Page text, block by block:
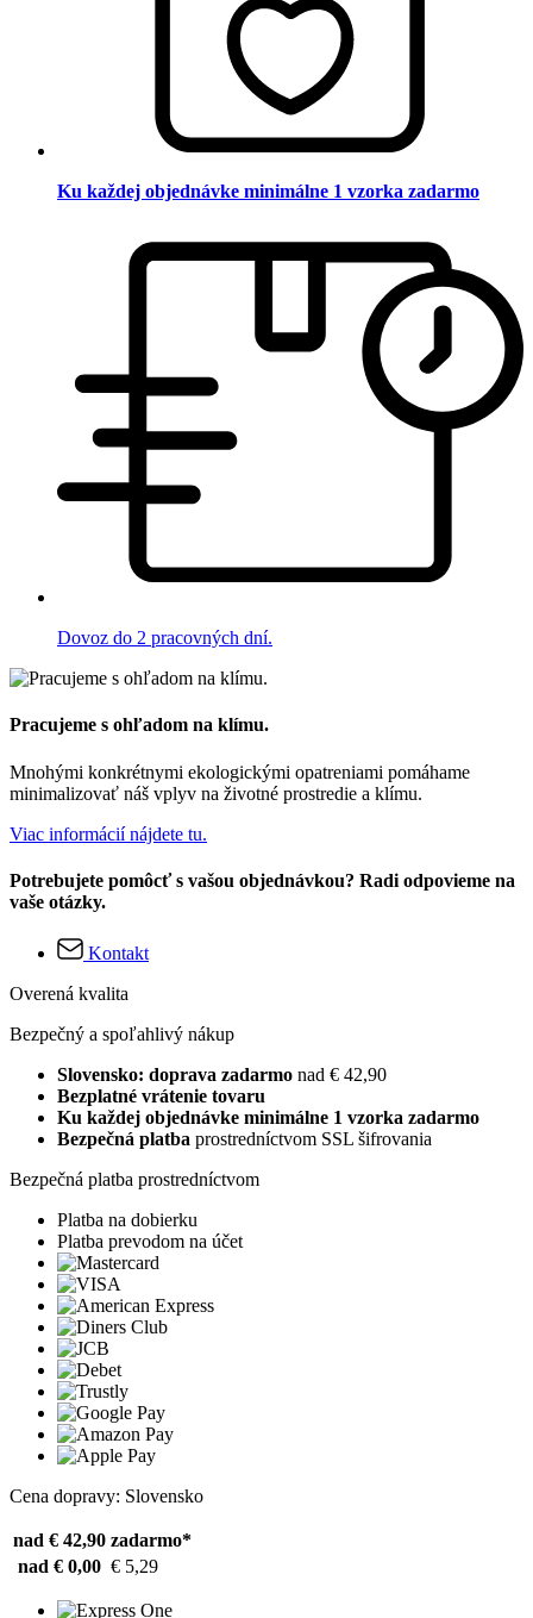
Ku každej objednávke minimálne 1 vzorka zadarmo
Dovoz do 2 pracovných dní.
Pracujeme s ohľadom na klímu.
Mnohými konkrétnymi ekologickými opatreniami pomáhame
minimalizovať náš vplyv na životné prostredie a klímu.
Viac informácií nájdete tu.
Potrebujete pomôcť s vašou objednávkou? Radi odpovieme na
vaše otázky.
Kontakt
Overená kvalita
Bezpečný a spoľahlivý nákup
Slovensko: doprava zadarmo nad € 42,90
Bezplatné vrátenie tovaru
Ku každej objednávke minimálne 1 vzorka zadarmo
Bezpečná platba prostredníctvom SSL šifrovania
Bezpečná platba prostredníctvom
Platba na dobierku
Platba prevodom na účet
Cena dopravy: Slovensko
nad € 42,90 zadarmo*
nad € 0,00 € 5,29